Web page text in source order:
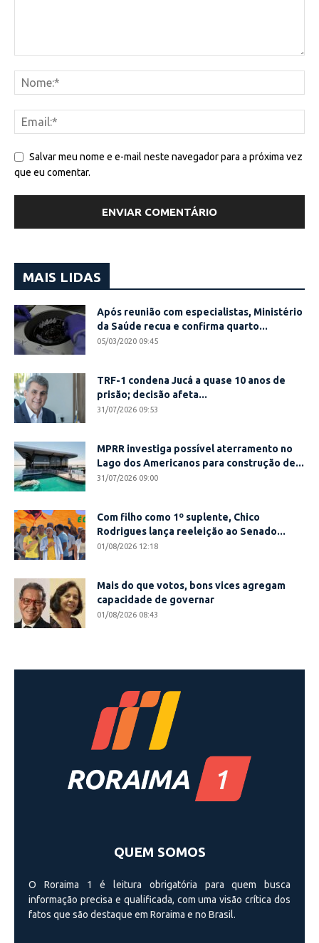
Salvar meu nome e e-mail neste navegador para a próxima vez
que eu comentar.
MAIS LIDAS
Após reunião com especialistas, Ministério
da Saúde recua e confirma quarto...
05/03/2020 09:45
TRF-1 condena Jucá a quase 10 anos de
prisão; decisão afeta...
31/07/2026 09:53
MPRR investiga possível aterramento no
Lago dos Americanos para construção de...
31/07/2026 09:00
Com filho como 1º suplente, Chico
Rodrigues lança reeleição ao Senado...
01/08/2026 12:18
Mais do que votos, bons vices agregam
capacidade de governar
01/08/2026 08:43
QUEM SOMOS
O Roraima 1 é leitura obrigatória para quem busca
informação precisa e qualificada, com uma visão crí­tica dos
fatos que são destaque em Roraima e no Brasil.